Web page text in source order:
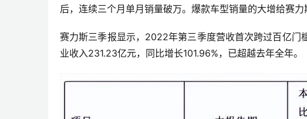
后，连续三个月单月销量破万。爆款车型销量的大增给赛力
赛力斯三季报显示，2022年第三季度营收首次跨过百亿门
业收入231.23亿元，同比增长101.96%，已超越去年全年。